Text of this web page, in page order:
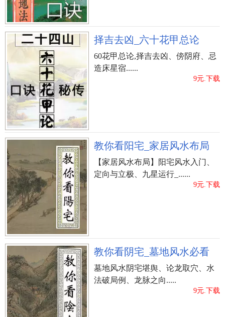
择吉去凶_六十花甲总论
60花甲总论,择吉去凶、傍阴府、忌
造床星宿......
9元.下载
教你看阳宅_家居风水布局
【家居风水布局】阳宅风水入门、
定向与立极、九星运行_......
9元.下载
教你看阴宅_墓地风水必看
墓地风水阴宅堪舆、论龙取穴、水
法破局例、龙脉之向.....
9元.下载